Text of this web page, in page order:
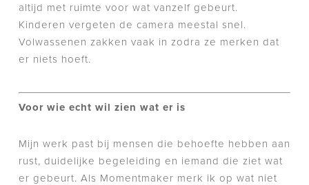
altijd met ruimte voor wat vanzelf gebeurt.
Kinderen vergeten de camera meestal snel.
Volwassenen zakken vaak in zodra ze merken dat
er niets hoeft.
Voor wie echt wil zien wat er is
Mijn werk past bij mensen die behoefte hebben aan
rust, duidelijke begeleiding en iemand die ziet wat
er gebeurt. Als Momentmaker merk ik op wat niet